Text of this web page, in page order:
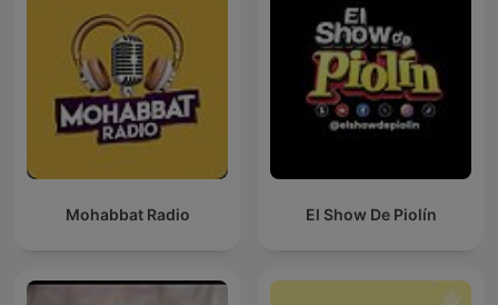
Mohabbat Radio El Show De Piolín